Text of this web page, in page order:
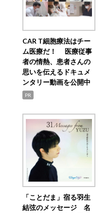
CAR T細胞療法はチー
ム医療だ！ 医療従事
者の情熱、患者さんの
思いを伝えるドキュメ
ンタリー動画を公開中
PR
「ことだま」宿る羽生
結弦のメッセージ 名